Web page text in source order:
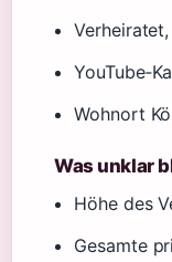
Wohnort
Was unklar
Höhe des
Gesamte